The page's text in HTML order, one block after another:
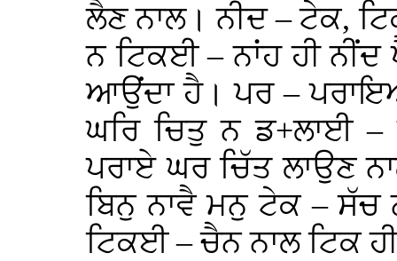
ਲੈਣ ਨਾਲ। ਨੀਦ – ਟੇਕ,
ਨ ਟਿਕਈ – ਨਾਂਹ ਹੀ ਨੀਂਦ
ਆਉਂਦਾ ਹੈ। ਪਰ –
ਘਰਿ ਚਿਤੁ ਨ ਡ+ਲਾਈ
ਪਰਾਏ ਘਰ ਚਿੱਤ ਲਾਉਣ
ਬਿਨੁ ਨਾਵੈ ਮਨੁ ਟੇਕ –
ਟਿਕਈ – ਚੈਨ ਨਾਲ ਟਿਕ